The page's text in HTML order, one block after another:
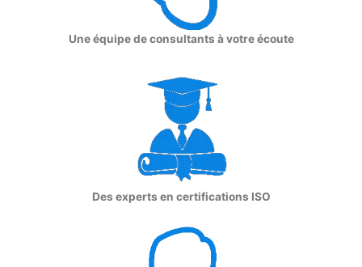
Une équipe de consultants à votre écoute
Des experts en certifications ISO